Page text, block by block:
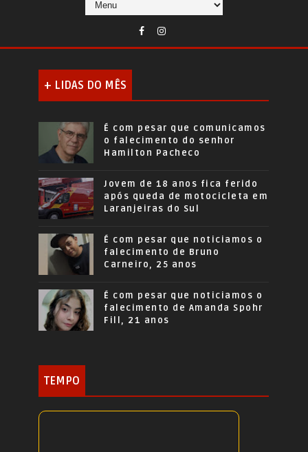
+ LIDAS DO MÊS
É com pesar que comunicamos
o falecimento do senhor
Hamilton Pacheco
Jovem de 18 anos fica ferido
após queda de motocicleta em
Laranjeiras do Sul
É com pesar que noticiamos o
falecimento de Bruno
Carneiro, 25 anos
É com pesar que noticiamos o
falecimento de Amanda Spohr
Fill, 21 anos
TEMPO